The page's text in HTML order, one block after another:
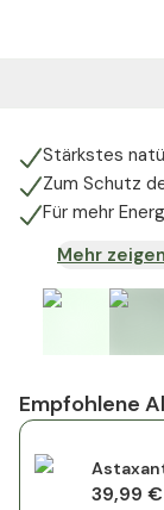
Stärkstes
Zum Schutz
Für mehr
Mehr zeigen
Empfohlene
39,99 €